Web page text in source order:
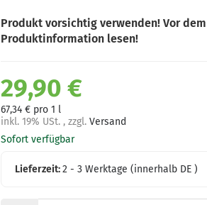
Produkt vorsichtig verwenden! Vor
Produktinformation lesen!
29,90 €
67,34 € pro 1 l
inkl. 19% USt. , zzgl. Versand
Sofort verfügbar
Lieferzeit:2 - 3 Werktage(innerhalb DE )